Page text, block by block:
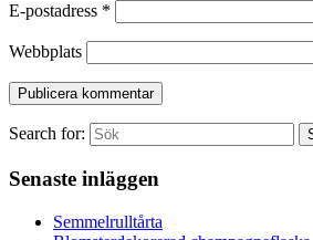
E-postadress *
Webbplats
Search for:
Senaste inläggen
Semmelrulltårta